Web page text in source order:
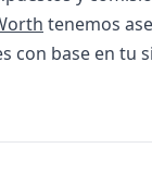
tenemos
con base en tu